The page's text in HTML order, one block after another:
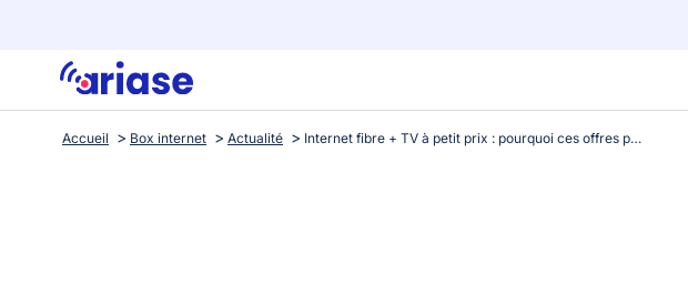
Accueil Box internet Actualité Internet fibre + TV à petit prix : pourquoi ces offres peuvent s’arrêter sans prévenir